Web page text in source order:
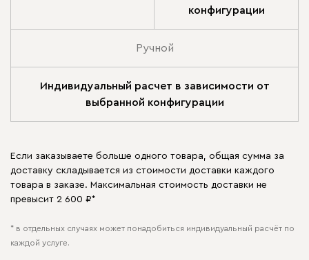
конфигурации
Ручной
Индивидуальный расчет в зависимости от
выбранной конфигурации
Если заказываете больше одного товара, общая сумма за
доставку складывается из стоимости доставки каждого
товара в заказе. Максимальная стоимость доставки не
превысит 2 600 ₽*
* в отдельных случаях может понадобиться индивидуальный расчёт по
каждой услуге.